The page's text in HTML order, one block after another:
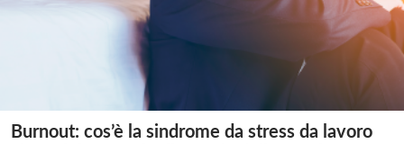
Burnout: cos’è la sindrome da stress da lavoro